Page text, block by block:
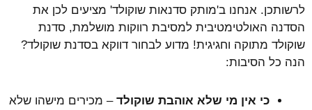
לרשותכן. אנחנו ב'מותק סדנאות שוקולד' מציעים לכן את
הסדנה האולטימטיבית למסיבת רווקות מושלמת, סדנת
שוקולד מתוקה וחגיגית! מדוע לבחור דווקא בסדנת שוקולד?
הנה כל הסיבות:
כי אין מי שלא אוהבת שוקולד – מכירים מישהו שלא